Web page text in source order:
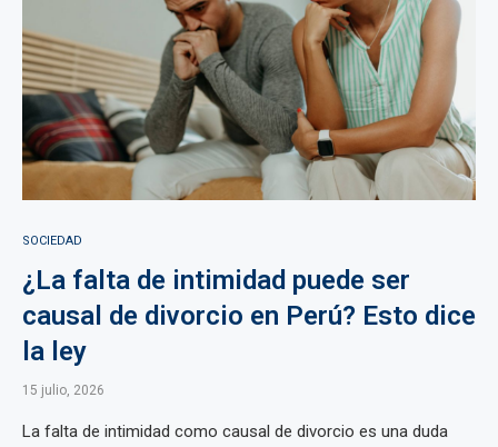
SOCIEDAD
¿La falta de intimidad puede ser
causal de divorcio en Perú? Esto dice
la ley
15 julio, 2026
La falta de intimidad como causal de divorcio es una duda